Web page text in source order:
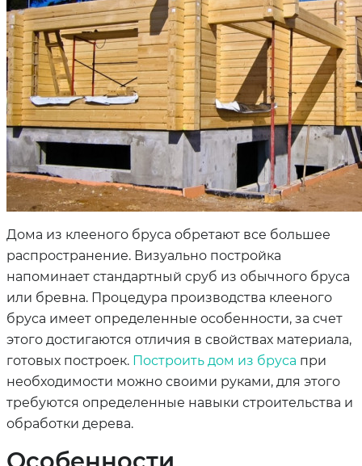
Дома из клееного бруса обретают все большее
распространение. Визуально постройка
напоминает стандартный сруб из обычного бруса
или бревна. Процедура производства клееного
бруса имеет определенные особенности, за счет
этого достигаются отличия в свойствах материала,
готовых построек. Построить дом из бруса при
необходимости можно своими руками, для этого
требуются определенные навыки строительства и
обработки дерева.